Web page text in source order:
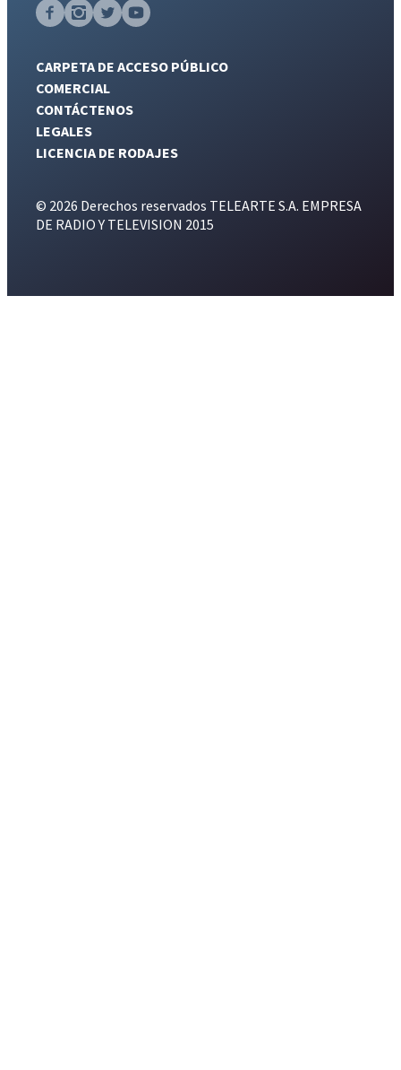
CARPETA DE ACCESO PÚBLICO
COMERCIAL
CONTÁCTENOS
LEGALES
LICENCIA DE RODAJES
© 2026 Derechos reservados TELEARTE S.A. EMPRESA
DE RADIO Y TELEVISION 2015